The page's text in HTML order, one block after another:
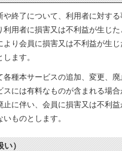
や終了について、利用者に対す
利用者に損害又は不利益が生じ
より会員に損害又は不利益が生
ます。
各種本サービスの追加、変更、
スには有料なものが含まれる場
止に伴い、会員に損害又は不利
ものとします。
い）